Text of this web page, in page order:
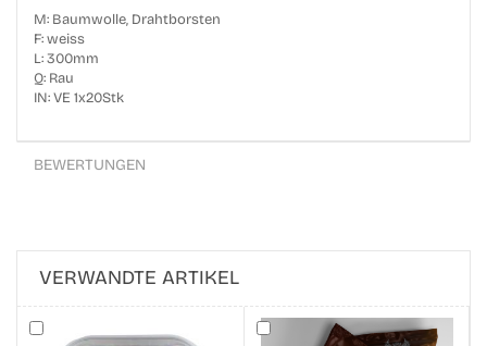
M: Baumwolle, Drahtborsten
F: weiss
L: 300mm
Q: Rau
IN: VE 1x20Stk
BEWERTUNGEN
VERWANDTE ARTIKEL